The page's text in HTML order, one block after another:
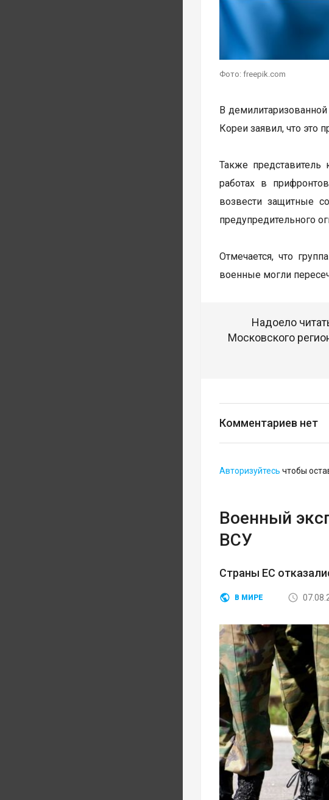
Фото: freepik.com
В
Кореи заявил, что это
Также
работах в
возвести защитные
предупредительного
Отмечается, что
военные могли
Надоело
Московского
Комментариев нет
Авторизуйтесь чтобы
Военный
ВСУ
Страны ЕС
В МИРЕ